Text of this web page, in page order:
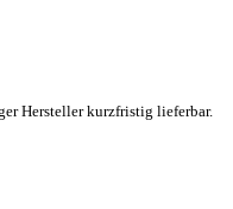
Hersteller kurzfristig lieferbar.